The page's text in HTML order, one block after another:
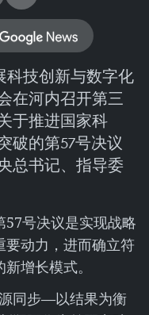
科技创新与数字化
在河内召开第三
于推进国家科
破的第57号决议
总书记、指导委
号决议是实现战略
动力，进而确立符
增长模式。
同步—以结果为衡